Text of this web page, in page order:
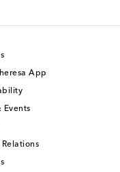
App
Events
Relations